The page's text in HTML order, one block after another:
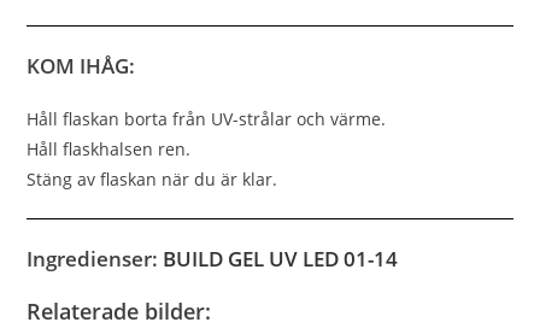
KOM IHÅG:
Håll flaskan borta från UV-strålar och värme.
Håll flaskhalsen ren.
Stäng av flaskan när du är klar.
Ingredienser: BUILD GEL UV LED 01-14
Relaterade bilder: